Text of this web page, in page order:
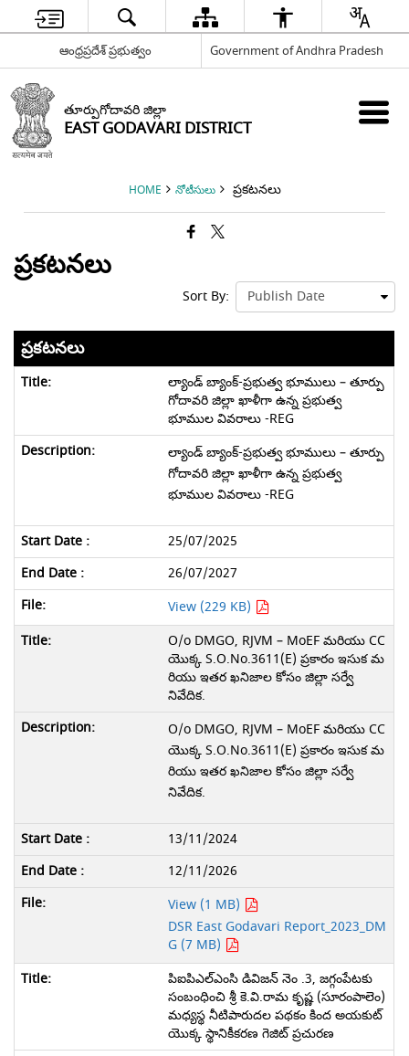
ఆంధ్రప్రదేశ్ ప్రభుత్వం Government of Andhra Pradesh
తూర్పుగోదావరి జిల్లా
EAST GODAVARI DISTRICT
HOME నోటీసులు ప్రకటనలు
ప్రకటనలు
Sort By:
ప్రకటనలు
ల్యాండ్ బ్యాంక్-ప్రభుత్వ భూములు – తూర్పు
గోదావరి జిల్లా ఖాళీగా ఉన్న ప్రభుత్వ
భూముల వివరాలు -REG
ల్యాండ్ బ్యాంక్-ప్రభుత్వ భూములు – తూర్పు
గోదావరి జిల్లా ఖాళీగా ఉన్న ప్రభుత్వ
భూముల వివరాలు -REG
25/07/2025
26/07/2027
View (229 KB)
O/o DMGO, RJVM – MoEF మరియు CC
యొక్క S.O.No.3611(E) ప్రకారం ఇసుక మ
రియు ఇతర ఖనిజాల కోసం జిల్లా సర్వే
నివేదిక.
O/o DMGO, RJVM – MoEF మరియు CC
యొక్క S.O.No.3611(E) ప్రకారం ఇసుక మ
రియు ఇతర ఖనిజాల కోసం జిల్లా సర్వే
నివేదిక.
13/11/2024
12/11/2026
View (1 MB)
DSR East Godavari Report_2023_DM
G (7 MB)
పిఐపిఎల్‌ఎంసి డివిజన్ నెం .3, జగ్గంపేటకు
సంబంధించి శ్రీ కె.వి.రామ కృష్ణ (సూరంపాలెం)
మధ్యస్థ నీటిపారుదల పథకం కింద అయకుట్
యొక్క స్థానికీకరణ గెజిట్ ప్రచురణ